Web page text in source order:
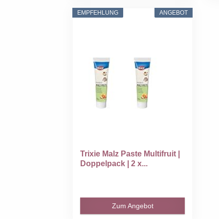
ANGEBOT
EMPFEHLUNG
Trixie Malz Paste Multifruit |
Doppelpack | 2 x...
Zum Angebot